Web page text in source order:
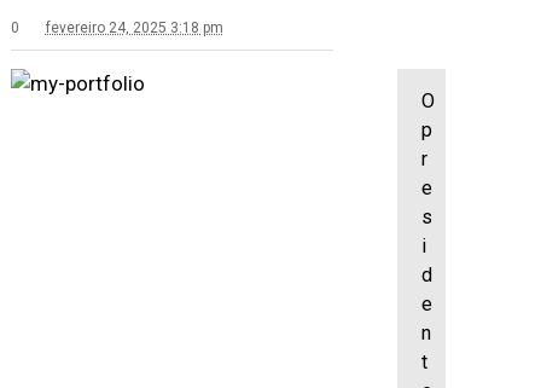
0 fevereiro 24, 2025 3:18 pm
O
p
r
e
s
i
d
e
n
t